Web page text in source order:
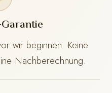
wir beginnen. Keine
Nachberechnung.